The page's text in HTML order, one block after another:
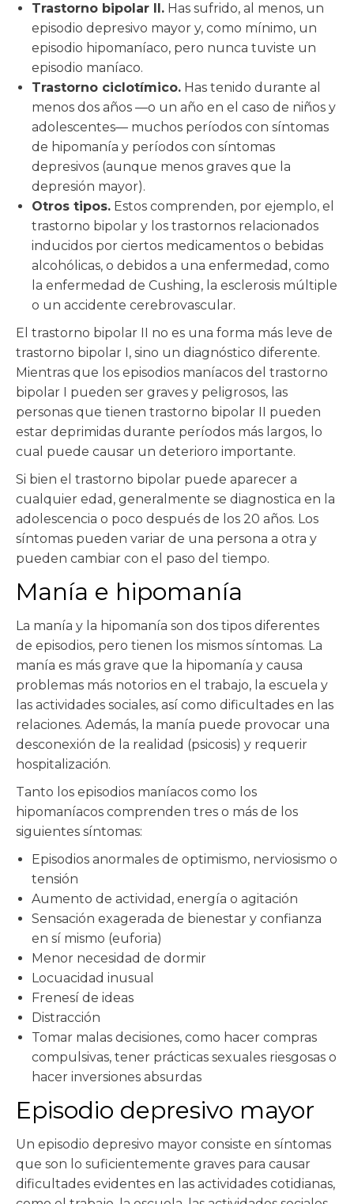
Trastorno bipolar II. Has sufrido, al menos, un
episodio depresivo mayor y, como mínimo, un
episodio hipomaníaco, pero nunca tuviste un
episodio maníaco.
Trastorno ciclotímico. Has tenido durante al
menos dos años —o un año en el caso de niños y
adolescentes— muchos períodos con síntomas
de hipomanía y períodos con síntomas
depresivos (aunque menos graves que la
depresión mayor).
Otros tipos. Estos comprenden, por ejemplo, el
trastorno bipolar y los trastornos relacionados
inducidos por ciertos medicamentos o bebidas
alcohólicas, o debidos a una enfermedad, como
la enfermedad de Cushing, la esclerosis múltiple
o un accidente cerebrovascular.
El trastorno bipolar II no es una forma más leve de
trastorno bipolar I, sino un diagnóstico diferente.
Mientras que los episodios maníacos del trastorno
bipolar I pueden ser graves y peligrosos, las
personas que tienen trastorno bipolar II pueden
estar deprimidas durante períodos más largos, lo
cual puede causar un deterioro importante.
Si bien el trastorno bipolar puede aparecer a
cualquier edad, generalmente se diagnostica en la
adolescencia o poco después de los 20 años. Los
síntomas pueden variar de una persona a otra y
pueden cambiar con el paso del tiempo.
Manía e hipomanía
La manía y la hipomanía son dos tipos diferentes
de episodios, pero tienen los mismos síntomas. La
manía es más grave que la hipomanía y causa
problemas más notorios en el trabajo, la escuela y
las actividades sociales, así como dificultades en las
relaciones. Además, la manía puede provocar una
desconexión de la realidad (psicosis) y requerir
hospitalización.
Tanto los episodios maníacos como los
hipomaníacos comprenden tres o más de los
siguientes síntomas:
Episodios anormales de optimismo, nerviosismo o
tensión
Aumento de actividad, energía o agitación
Sensación exagerada de bienestar y confianza
en sí mismo (euforia)
Menor necesidad de dormir
Locuacidad inusual
Frenesí de ideas
Distracción
Tomar malas decisiones, como hacer compras
compulsivas, tener prácticas sexuales riesgosas o
hacer inversiones absurdas
Episodio depresivo mayor
Un episodio depresivo mayor consiste en síntomas
que son lo suficientemente graves para causar
dificultades evidentes en las actividades cotidianas,